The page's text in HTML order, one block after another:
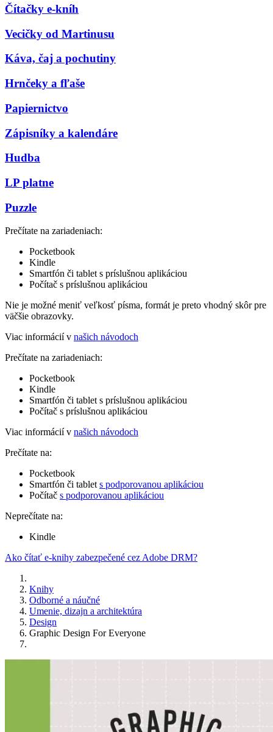
Čítačky e-kníh
Vecičky od Martinusu
Káva, čaj a pochutiny
Hrnčeky a fľaše
Papiernictvo
Zápisníky a kalendáre
Hudba
LP platne
Puzzle
Prečítate na zariadeniach:
Pocketbook
Kindle
Smartfón či tablet s príslušnou aplikáciou
Počítač s príslušnou aplikáciou
Nie je možné meniť veľkosť písma, formát je preto vhodný skôr pre
väčšie obrazovky.
Viac informácií v našich návodoch
Prečítate na zariadeniach:
Pocketbook
Kindle
Smartfón či tablet s príslušnou aplikáciou
Počítač s príslušnou aplikáciou
Viac informácií v našich návodoch
Prečítate na:
Pocketbook
Smartfón či tablet s podporovanou aplikáciou
Počítač s podporovanou aplikáciou
Neprečítate na:
Kindle
Ako čítať e-knihy zabezpečené cez Adobe DRM?
Knihy
Odborné a náučné
Umenie, dizajn a architektúra
Design
Graphic Design For Everyone